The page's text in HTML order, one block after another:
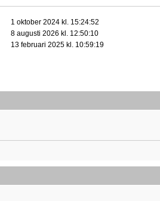
1 oktober 2024 kl. 15:24:52
8 augusti 2026 kl. 12:50:10
13 februari 2025 kl. 10:59:19